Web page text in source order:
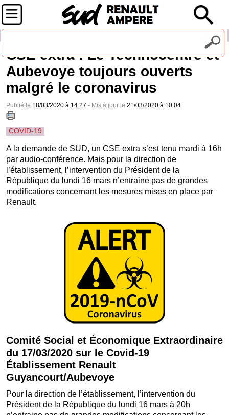
CSE extra : Le Technocentre et
Aubevoye toujours ouverts
malgré le coronavirus
Publié le 18/03/2020 à 14:27 - Mis à jour le 21/03/2020 à 10:04
COVID-19
A la demande de SUD, un CSE extra s’est tenu mardi à 16h
par audio-conférence. Mais pour la direction de
l’établissement, l’intervention du Président de la
République du lundi 16 mars n’entraine pas de grandes
modifications concernant les mesures mises en place par
Renault.
Comité Social et Économique Extraordinaire
du 17/03/2020 sur le Covid-19
Établissement Renault
Guyancourt/Aubevoye
Pour la direction de l’établissement, l’intervention du
Président de la République du lundi 16 mars à 20h